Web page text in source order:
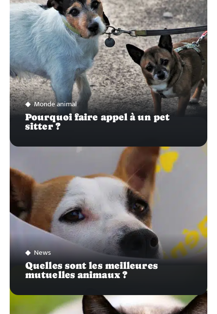
Monde animal
Pourquoi faire appel à un pet
sitter ?
News
Quelles sont les meilleures
mutuelles animaux ?